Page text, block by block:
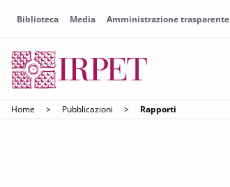
Biblioteca Media Amministrazione trasparente
Home > Pubblicazioni > Rapporti